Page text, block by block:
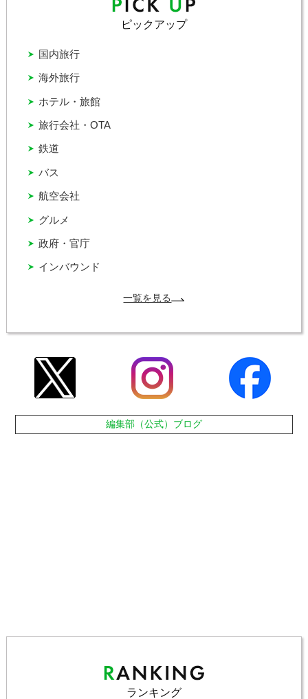
ピックアップ
インバウンド
グルメ
バス
ホテル・旅館
国内旅行
政府・官庁
旅行会社・OTA
海外旅行
航空会社
鉄道
一覧を見る
編集部（公式）ブログ
ランキング